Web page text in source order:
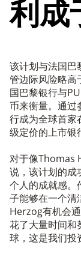
利成
该计划与法国巴
管边际风险略高
国巴黎银行与
币来衡量。通过
行成为全球首家
级定价的上市银
对于像Thomas
说，该计划的成
个人的成就感
子能够在一个清
Herzog有机会
花了大量时间和
球，这是我们投